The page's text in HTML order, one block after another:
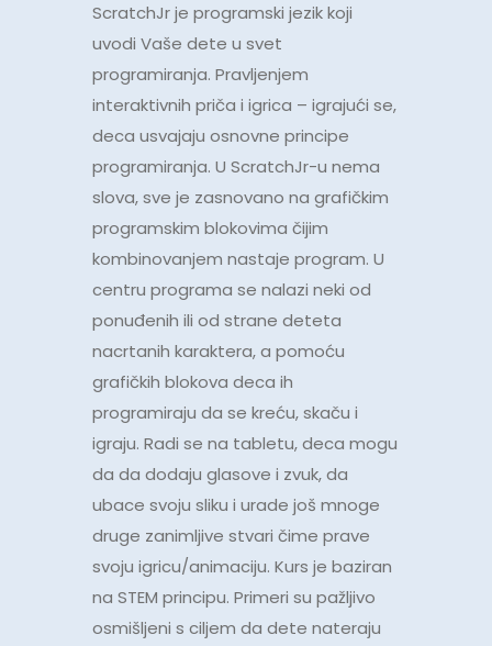
ScratchJr je programski jezik koji
uvodi Vaše dete u svet
programiranja. Pravljenjem
interaktivnih priča i igrica – igrajući se,
deca usvajaju osnovne principe
programiranja. U ScratchJr-u nema
slova, sve je zasnovano na grafičkim
programskim blokovima čijim
kombinovanjem nastaje program. U
centru programa se nalazi neki od
ponuđenih ili od strane deteta
nacrtanih karaktera, a pomoću
grafičkih blokova deca ih
programiraju da se kreću, skaču i
igraju. Radi se na tabletu, deca mogu
da da dodaju glasove i zvuk, da
ubace svoju sliku i urade još mnoge
druge zanimljive stvari čime prave
svoju igricu/animaciju. Kurs je baziran
na STEM principu. Primeri su pažljivo
osmišljeni s ciljem da dete nateraju